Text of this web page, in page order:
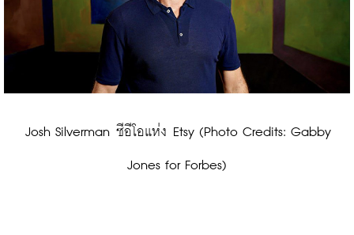
Jones for Forbes)